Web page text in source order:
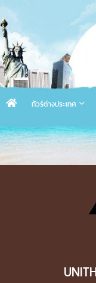
ทัวร์ต่างประเทศ